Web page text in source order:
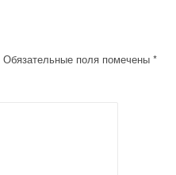
Обязательные поля помечены *